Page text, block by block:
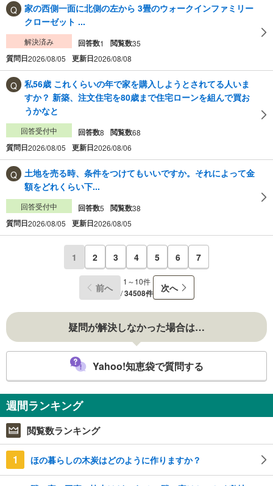
家の西側一面に北側の左から 3畳のウォークインファミリー
クローゼット ...
解決済み 回答数1 閲覧数35
質問日2026/08/05 更新日2026/08/08
私56歳 これくらいの年で家を購入しようとされてる人いま
すか？ 新築、注文住宅を80歳まで住宅ローンを組んで買お
うかなと
回答受付中 回答数8 閲覧数68
質問日2026/08/05 更新日2026/08/06
土地を売る時、条件をつけてもいいですか。それによって金
額をどれくらい下...
回答受付中 回答数5 閲覧数38
質問日2026/08/05 更新日2026/08/05
1 2 3 4 5 6 7
前へ
1～10件
/34508件 次へ
疑問が解決しなかった場合は…
Yahoo!知恵袋で質問する
週間ランキング
閲覧数ランキング
1 ほの暮らしの木炭はどのように作りますか？